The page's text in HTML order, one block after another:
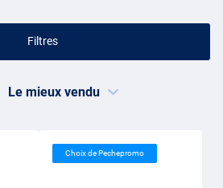
Filtres
Choix de Pechepromo